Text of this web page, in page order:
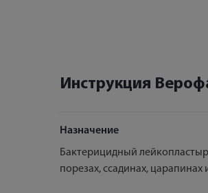
Инструкция
Назначение
Бактерицидный
порезах, ссадинах,